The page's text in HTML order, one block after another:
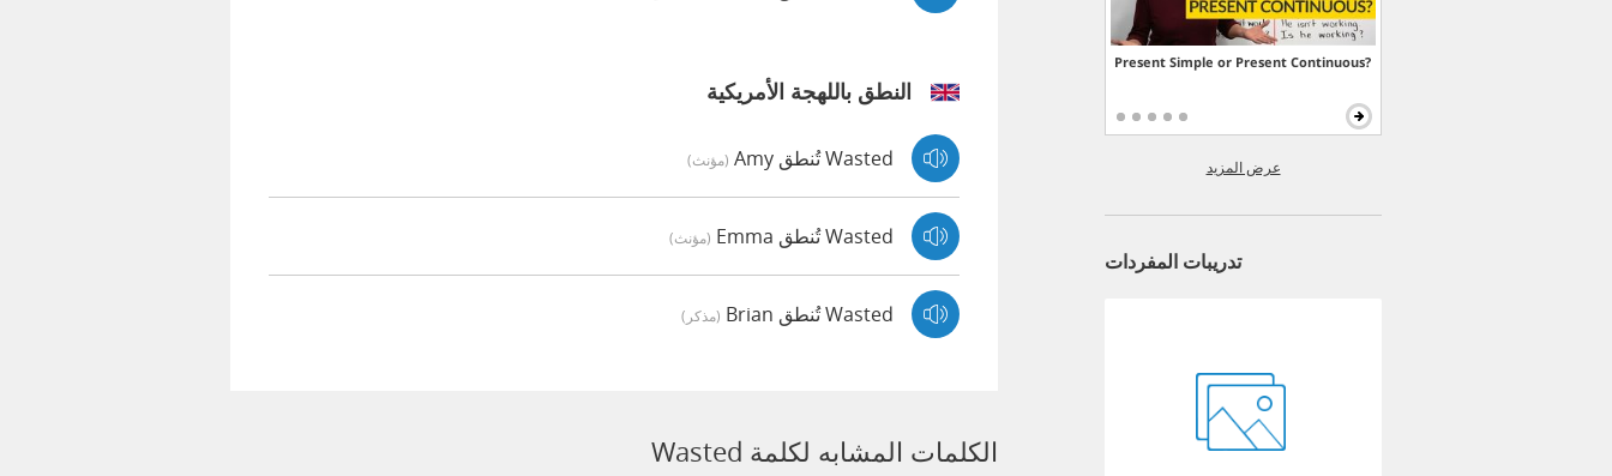
النطق باللهجة الأمريكية
Wasted تُنطق Amy (مؤنث)
Wasted تُنطق Emma (مؤنث)
Wasted تُنطق Brian (مذكر)
الكلمات المشابه لكلمة Wasted
Present Simple or Present Continuous?
عرض المزيد
تدريبات المفردات